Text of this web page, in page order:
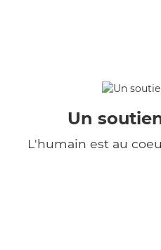
Un
L'humain est au